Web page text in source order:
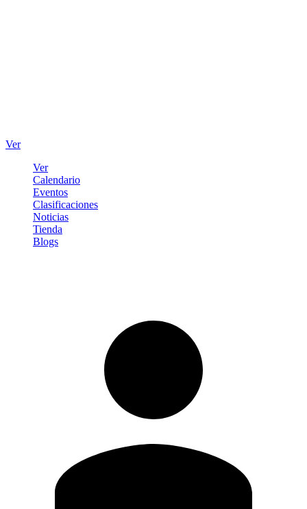
Ver
Ver
Calendario
Eventos
Clasificaciones
Noticias
Tienda
Blogs